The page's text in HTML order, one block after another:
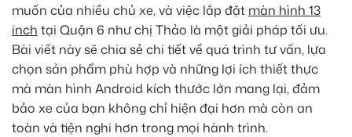
muốn của nhiều chủ xe, và việc lắp đặt màn hình 13
inch tại Quận 6 như chị Thảo là một giải pháp tối ưu.
Bài viết này sẽ chia sẻ chi tiết về quá trình tư vấn, lựa
chọn sản phẩm phù hợp và những lợi ích thiết thực
mà màn hình Android kích thước lớn mang lại, đảm
bảo xe của bạn không chỉ hiện đại hơn mà còn an
toàn và tiện nghi hơn trong mọi hành trình.